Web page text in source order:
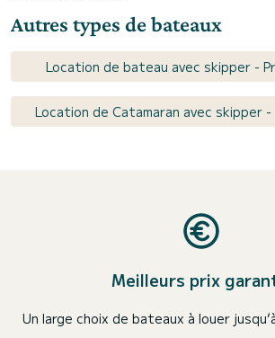
Autres types de bateaux
Location de bateau avec skipper -
Location de Catamaran avec skipper -
Meilleurs prix
Un large choix de bateaux à louer